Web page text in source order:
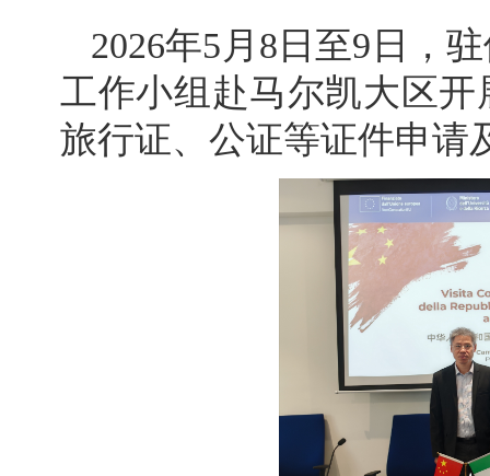
2026年5月8日至9日，
工作小组赴马尔凯大区
旅行证、公证等证件申请